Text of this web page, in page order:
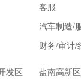
客服
汽车制造/
财务/审计/
发区 盐南高新区